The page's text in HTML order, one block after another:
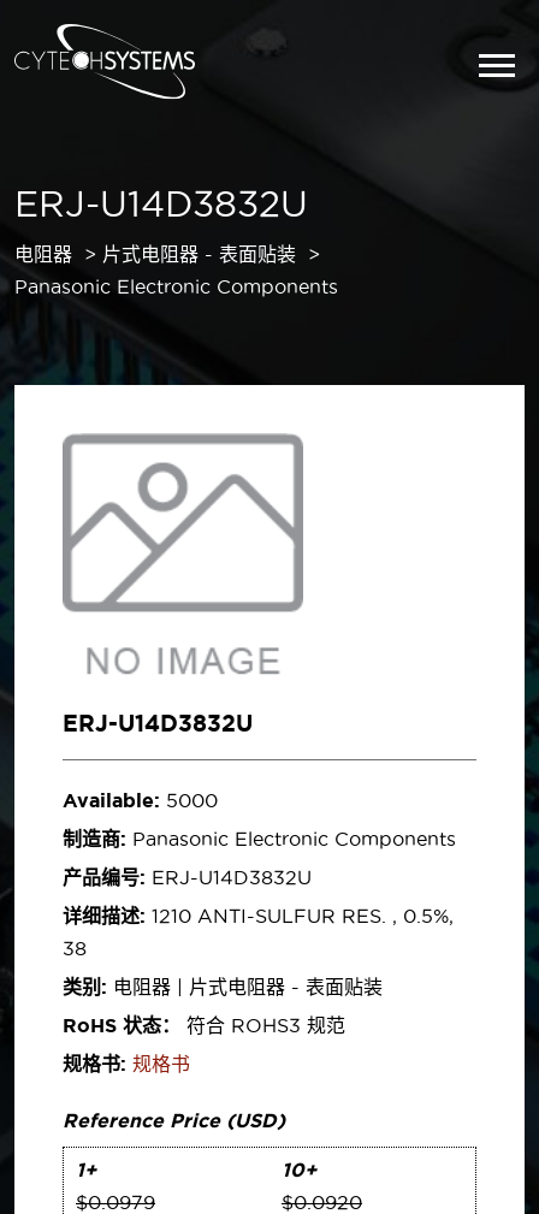
ERJ-U14D3832U
电阻器
片式电阻器 - 表面贴装
Panasonic Electronic Components
ERJ-U14D3832U
Available: 5000
制造商: Panasonic Electronic Components
产品编号: ERJ-U14D3832U
详细描述: 1210 ANTI-SULFUR RES. , 0.5%,
38
类别: 电阻器 | 片式电阻器 - 表面贴装
RoHS 状态：
符合 ROHS3 规范
规格书: 规格书
Reference Price (USD)
1+
$0.0979
10+
$0.0920